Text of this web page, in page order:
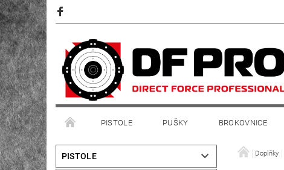
PISTOLE PUŠKY BROKOVNICE
PISTOLE Doplňky